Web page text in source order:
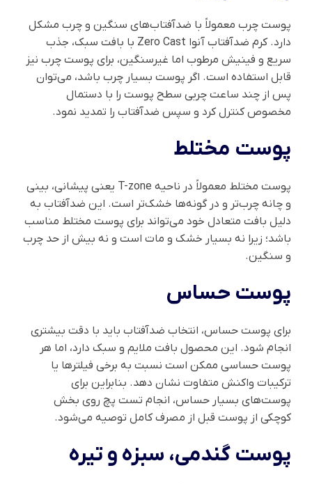
پوست چرب معمولاً با ضدآفتاب‌های سنگین و چرب مشکل
دارد. کرم ضدآفتاب آنوا Zero Cast با بافت سبک، جذب
سریع و فینیش مرطوب اما غیرسنگین، برای پوست چرب نیز
قابل استفاده است. اگر پوست بسیار چرب باشد، می‌توان
پس از چند ساعت چربی سطح پوست را با دستمال
مخصوص کنترل کرد و سپس ضدآفتاب را تمدید نمود.
پوست مختلط
پوست مختلط معمولاً در ناحیه T-zone یعنی پیشانی، بینی
و چانه چرب‌تر و در گونه‌ها خشک‌تر است. این ضدآفتاب به
دلیل بافت متعادل خود می‌تواند برای پوست مختلط مناسب
باشد؛ زیرا نه بسیار خشک و مات است و نه بیش از حد چرب
و سنگین.
پوست حساس
برای پوست حساس، انتخاب ضدآفتاب باید با دقت بیشتری
انجام شود. این محصول بافت ملایم و سبک دارد، اما هر
پوست حساسی ممکن است نسبت به برخی فیلترها یا
ترکیبات واکنش متفاوت نشان دهد. بنابراین برای
پوست‌های بسیار حساس، انجام تست پچ روی بخش
کوچکی از پوست قبل از مصرف کامل توصیه می‌شود.
پوست گندمی، سبزه و تیره